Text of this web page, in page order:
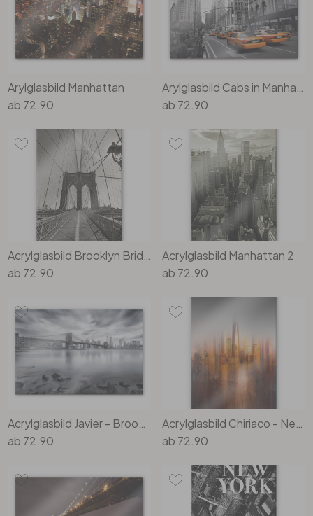
Büro
Bad
Eingangsbereich
Arylglasbild Manhattan
ab 72.90
ab 72.90
ab 72.90
Acrylglasbild Manhattan 2
ab 72.90
ab 72.90
ab 72.90